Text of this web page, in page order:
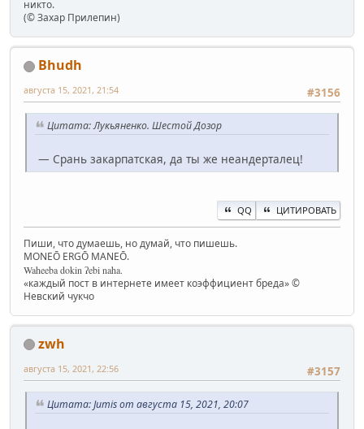
никто.
(© Захар Прилепин)
Bhudh
#3156
августа 15, 2021, 21:54
Цитата: Лукьяненко. Шестой Дозор
— Срань закарпатская, да ты же неандерталец!
QQ ЦИТИРОВАТЬ
Пиши, что думаешь, но думай, что пишешь.
MONEŌ ERGŌ MANEŌ.
Waheeba dokin ʔebi naha.
«каждый пост в интернете имеет коэффициент бреда» ©
Невский чукчо
zwh
#3157
августа 15, 2021, 22:56
Цитата: Jumis от августа 15, 2021, 20:07